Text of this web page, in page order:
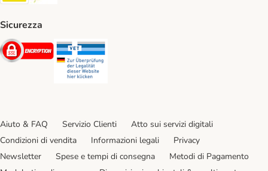
Sicurezza
Security
Aiuto & FAQ Servizio Clienti
Atto sui servizi digitali
Condizioni di vendita
Informazioni legali
Privacy
Newsletter
Spese e tempi di consegna
Metodi di Pagamento